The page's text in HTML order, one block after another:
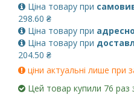
Ціна товару при
298.60 ₴
Ціна товару при
Ціна товару при
204.50 ₴
ціни актуальні лише при
Цей товар купили 76 раз